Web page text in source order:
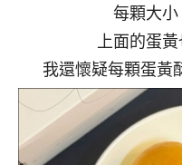
每顆大
上面的蛋
我還懷疑每顆蛋黃